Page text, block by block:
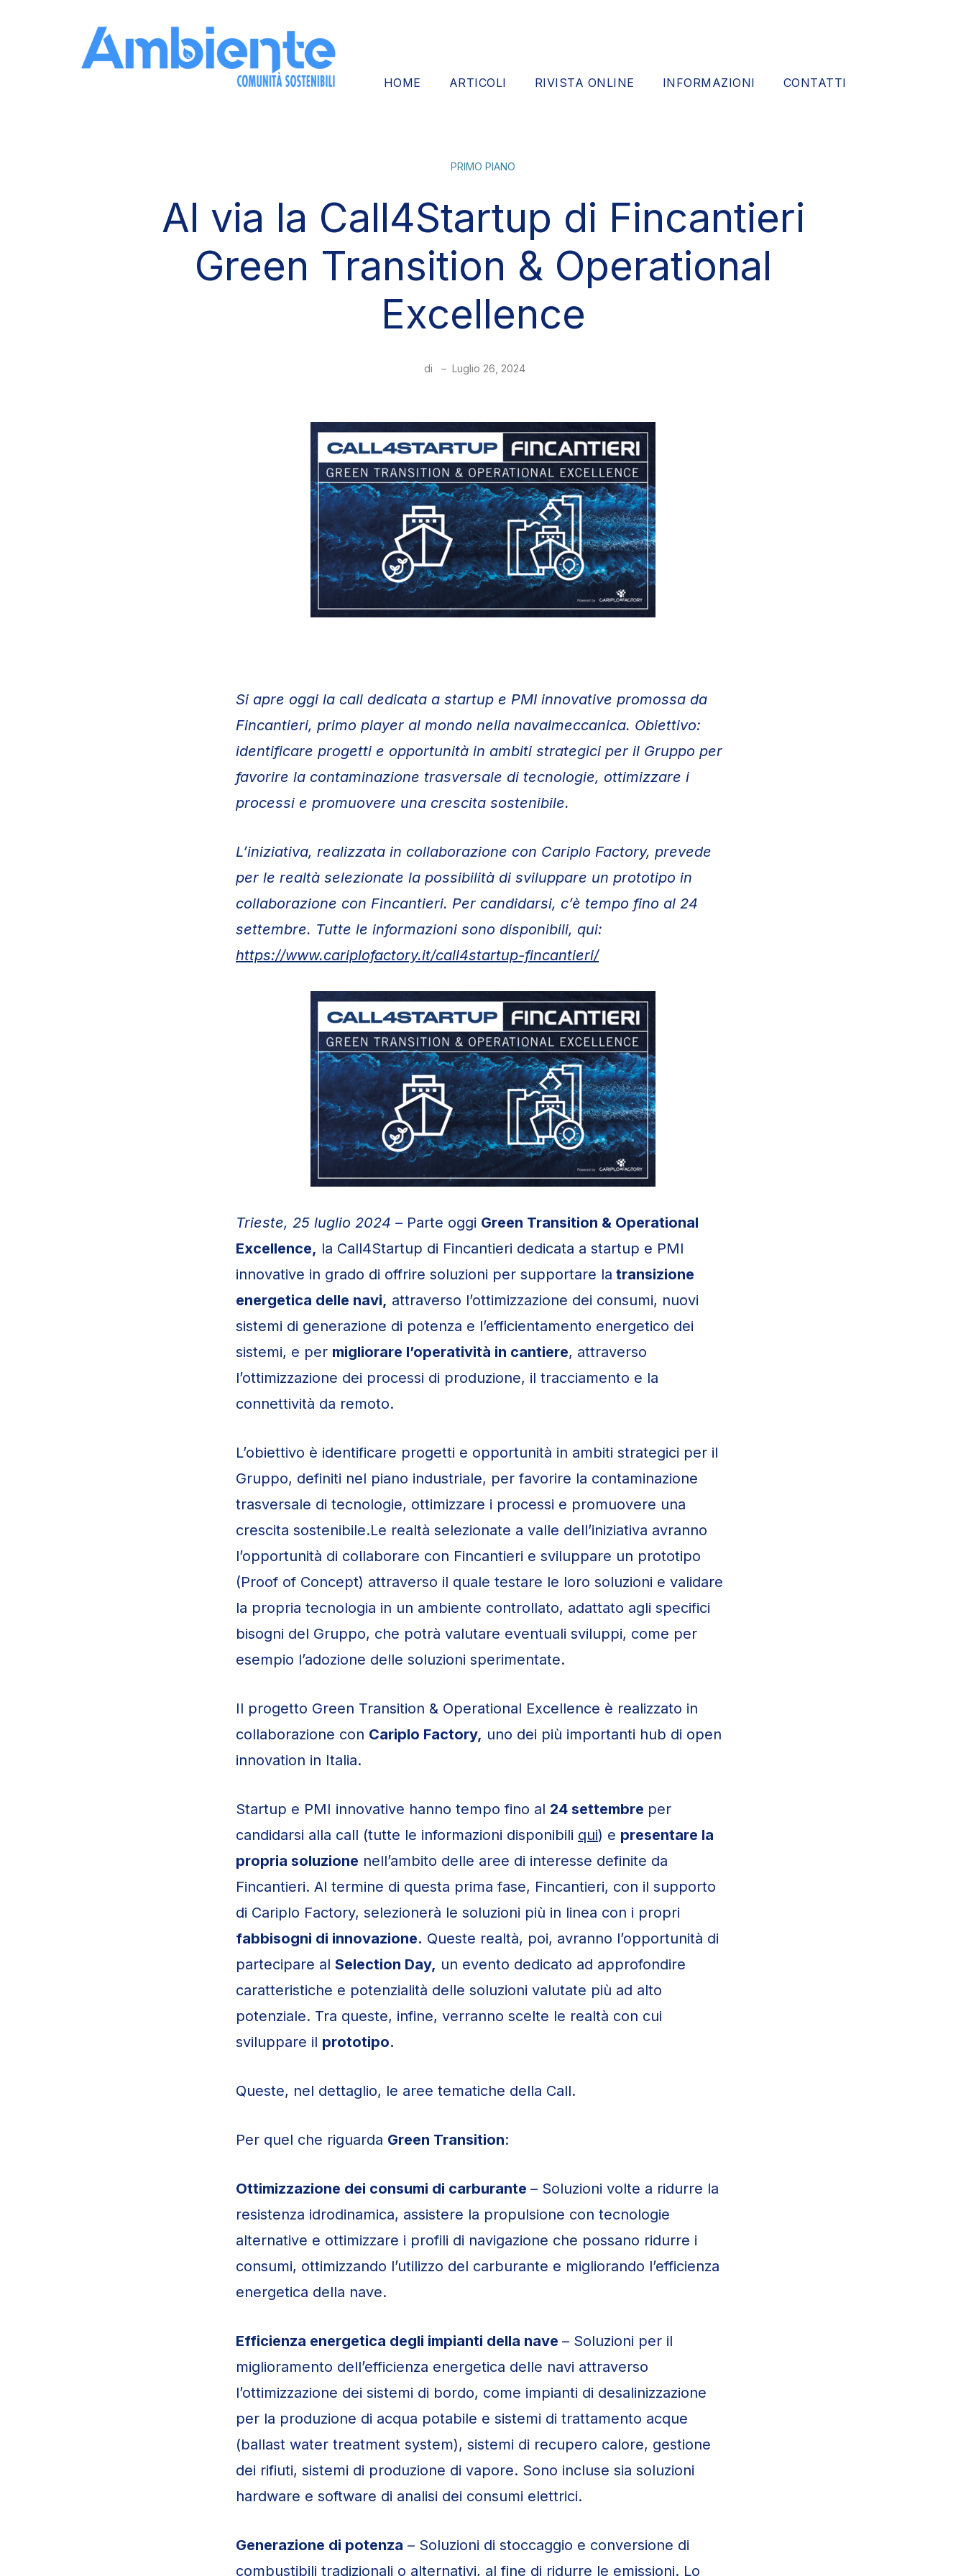
HOME ARTICOLI RIVISTA ONLINE INFORMAZIONI CONTATTI
PRIMO PIANO
Al via la Call4Startup di Fincantieri
Green Transition & Operational
Excellence
di – Luglio 26, 2024
Si apre oggi la call dedicata a startup e PMI innovative promossa da
Fincantieri, primo player al mondo nella navalmeccanica. Obiettivo:
identificare progetti e opportunità in ambiti strategici per il Gruppo per
favorire la contaminazione trasversale di tecnologie, ottimizzare i
processi e promuovere una crescita sostenibile.
L’iniziativa, realizzata in collaborazione con Cariplo Factory, prevede
per le realtà selezionate la possibilità di sviluppare un prototipo in
collaborazione con Fincantieri. Per candidarsi, c’è tempo fino al 24
settembre. Tutte le informazioni sono disponibili, qui:
https://www.cariplofactory.it/call4startup-fincantieri/
Trieste, 25 luglio 2024 –Parte oggi Green Transition & Operational
Excellence, la Call4Startup di Fincantieri dedicata a startup e PMI
innovative in grado di offrire soluzioni per supportare la transizione
energetica delle navi, attraverso l’ottimizzazione dei consumi, nuovi
sistemi di generazione di potenza e l’efficientamento energetico dei
sistemi, e per migliorare l’operatività in cantiere, attraverso
l’ottimizzazione dei processi di produzione, il tracciamento e la
connettività da remoto.
L’obiettivo è identificare progetti e opportunità in ambiti strategici per il
Gruppo, definiti nel piano industriale, per favorire la contaminazione
trasversale di tecnologie, ottimizzare i processi e promuovere una
crescita sostenibile.Le realtà selezionate a valle dell’iniziativa avranno
l’opportunità di collaborare con Fincantieri e sviluppare un prototipo
(Proof of Concept) attraverso il quale testare le loro soluzioni e validare
la propria tecnologia in un ambiente controllato, adattato agli specifici
bisogni del Gruppo, che potrà valutare eventuali sviluppi, come per
esempio l’adozione delle soluzioni sperimentate.
Il progetto Green Transition & Operational Excellence è realizzato in
collaborazione con Cariplo Factory, uno dei più importanti hub di open
innovation in Italia.
Startup e PMI innovative hanno tempo fino al 24 settembre per
candidarsi alla call (tutte le informazioni disponibili qui) e presentare la
propria soluzione nell’ambito delle aree di interesse definite da
Fincantieri. Al termine di questa prima fase, Fincantieri, con il supporto
di Cariplo Factory, selezionerà le soluzioni più in linea con i propri
fabbisogni di innovazione. Queste realtà, poi, avranno l’opportunità di
partecipare al Selection Day, un evento dedicato ad approfondire
caratteristiche e potenzialità delle soluzioni valutate più ad alto
potenziale. Tra queste, infine, verranno scelte le realtà con cui
sviluppare il prototipo.
Queste, nel dettaglio, le aree tematiche della Call.
Per quel che riguarda Green Transition:
Ottimizzazione dei consumi di carburante – Soluzioni volte a ridurre la
resistenza idrodinamica, assistere la propulsione con tecnologie
alternative e ottimizzare i profili di navigazione che possano ridurre i
consumi, ottimizzando l’utilizzo del carburante e migliorando l’efficienza
energetica della nave.
Efficienza energetica degli impianti della nave – Soluzioni per il
miglioramento dell’efficienza energetica delle navi attraverso
l’ottimizzazione dei sistemi di bordo, come impianti di desalinizzazione
per la produzione di acqua potabile e sistemi di trattamento acque
(ballast water treatment system), sistemi di recupero calore, gestione
dei rifiuti, sistemi di produzione di vapore. Sono incluse sia soluzioni
hardware e software di analisi dei consumi elettrici.
Generazione di potenza – Soluzioni di stoccaggio e conversione di
combustibili tradizionali o alternativi, al fine di ridurre le emissioni. Lo